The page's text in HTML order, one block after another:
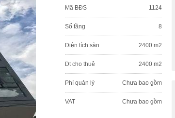
Mã BĐS 1124
Số tầng 8
Diện tích sàn 2400 m2
Dt cho thuê 2400 m2
Phí quản lý Chưa bao gồm
VAT Chưa bao gồm